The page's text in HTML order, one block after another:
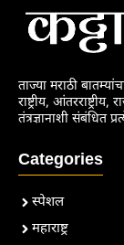
ताज्या मराठी
राष्ट्रीय,
तंत्रज्ञानाशी संबंधित
Categories
स्पेशल
महाराष्ट्र